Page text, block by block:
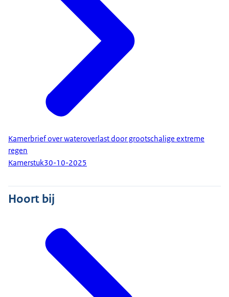
Kamerbrief over wateroverlast door grootschalige extreme
regen
Kamerstuk30-10-2025
Hoort bij